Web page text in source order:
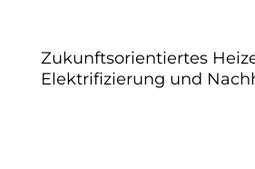
Zukunftsorientiertes
Elektrifizierung und